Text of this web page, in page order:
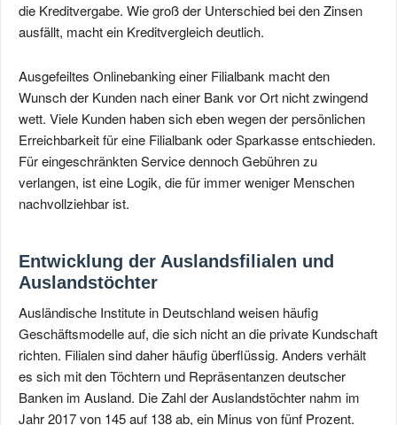
die Kreditvergabe. Wie groß der Unterschied bei den Zinsen
ausfällt, macht ein Kreditvergleich deutlich.
Ausgefeiltes Onlinebanking einer Filialbank macht den
Wunsch der Kunden nach einer Bank vor Ort nicht zwingend
wett. Viele Kunden haben sich eben wegen der persönlichen
Erreichbarkeit für eine Filialbank oder Sparkasse entschieden.
Für eingeschränkten Service dennoch Gebühren zu
verlangen, ist eine Logik, die für immer weniger Menschen
nachvollziehbar ist.
Entwicklung der Auslandsfilialen und
Auslandstöchter
Ausländische Institute in Deutschland weisen häufig
Geschäftsmodelle auf, die sich nicht an die private Kundschaft
richten. Filialen sind daher häufig überflüssig. Anders verhält
es sich mit den Töchtern und Repräsentanzen deutscher
Banken im Ausland. Die Zahl der Auslandstöchter nahm im
Jahr 2017 von 145 auf 138 ab, ein Minus von fünf Prozent.